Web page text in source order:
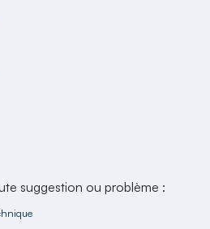
suggestion ou problème :